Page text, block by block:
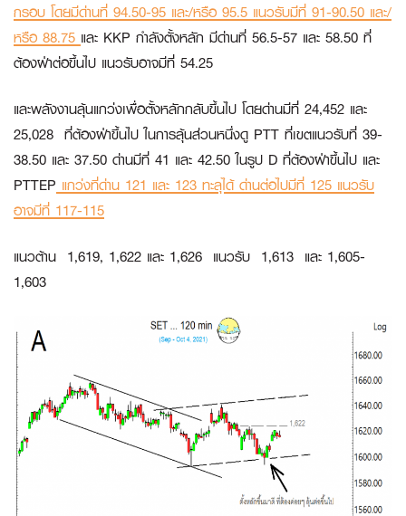
กรอบ โดยมีด่านที่ 94.50-95 และ/หรือ 95.5 แนวรับมีที่ 91-90.50 และ/
หรือ 88.75 และ KKP กำลังตั้งหลัก มีด่านที่ 56.5-57 และ 58.50 ที่
ต้องฝ่าต่อขึ้นไป แนวรับอาจมีที่ 54.25
และพลังงานลุ้นแกว่งเพื่อตั้งหลักกลับขึ้นไป โดยด่านมีที่ 24,452 และ
25,028 ที่ต้องฝ่าขึ้นไป ในการลุ้นส่วนหนึ่งดู PTT ที่เขตแนวรับที่ 39-
38.50 และ 37.50 ด่านมีที่ 41 และ 42.50 ในรูป D ที่ต้องฝ่าขึ้นไป และ
PTTEP แกว่งที่ด่าน 121 และ 123 ทะลุได้ ด่านต่อไปมีที่ 125 แนวรับ
อาจมีที่ 117-115
แนวต้าน 1,619, 1,622 และ 1,626 แนวรับ 1,613 และ 1,605-
1,603